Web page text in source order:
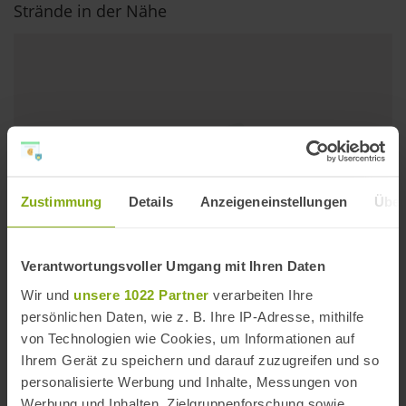
Zustimmung Details Anzeigeneinstellungen
Verantwortungsvoller Umgang mit Ihren Daten
Wir und unsere 1022 Partner verarbeiten Ihre
persönlichen Daten, wie z. B. Ihre IP-Adresse, mithilfe
von Technologien wie Cookies, um Informationen auf
Ihrem Gerät zu speichern und darauf zuzugreifen und so
personalisierte Werbung und Inhalte, Messungen von
Werbung und Inhalten, Zielgruppenforschung sowie
Strände in der Nähe
Playa La Calita